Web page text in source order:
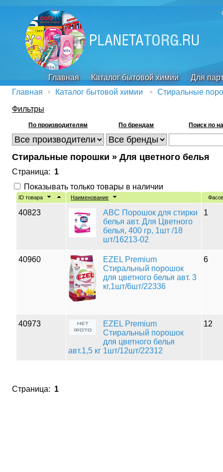
Главная Каталог бытовой химии
Для
Главная
Каталог бытовой химии
Стиральные
Фильтры
По производителям По брендам Поиск по
Стиральные порошки » Для цветного белья
Страница: 1
Показывать только товары в наличии
ID товара Наименование
40823
ABC Порошок для стирки
белья авт. Для Цветного
белья, 400 гр, 1шт /18
шт/16213-02
1
40960
EZEL Premium
Стиральный порошок
для цветного белья авт. 3
кг,1шт/6шт/22336
6
40973
EZEL Premium
Стиральный порошок
для цветного белья
авт.1,5 кг 1шт/12шт/22312
12
Страница: 1